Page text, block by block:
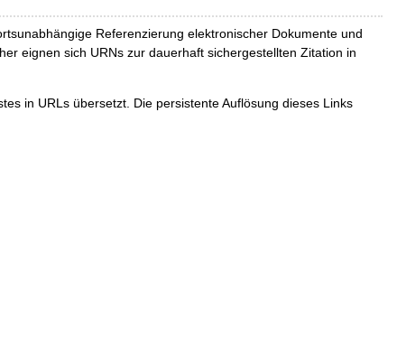
Referenzierung elektronischer Dokumente und
eignen sich URNs zur dauerhaft sichergestellten Zitation in
in URLs übersetzt. Die persistente Auflösung dieses Links